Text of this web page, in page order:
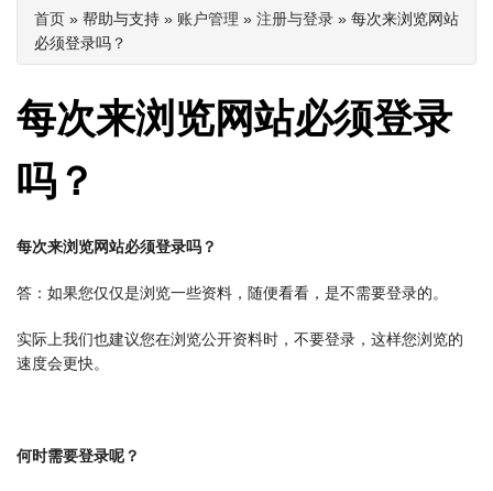
你在这里
首页 » 帮助与支持 » 账户管理 » 注册与登录 » 每次来浏览网站
必须登录吗？
每次来浏览网站必须登录
吗？
每次来浏览网站必须登录吗？
答：如果您仅仅是浏览一些资料，随便看看，是不需要登录的。
实际上我们也建议您在浏览公开资料时，不要登录，这样您浏览的
速度会更快。
何时需要登录呢？